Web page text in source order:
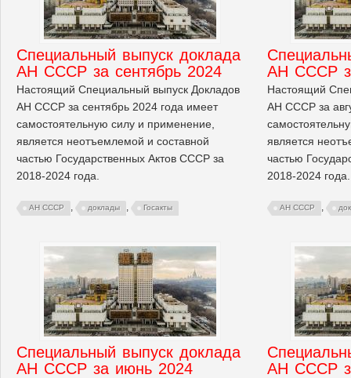
Cпециальный выпуск доклада
АН СССР за сентябрь 2024
Настоящий Специальный выпуск Докладов
АН СССР за сентябрь 2024 года имеет
самостоятельную силу и применение,
является неотъемлемой и составной
частью Государственных Актов СССР за
2018-2024 года.
АН СССР , доклады , Госакты
АН СССР
Настоящий
АН СССР за
является
частью
2018-2024 года.
АН СССР ,
Cпециальный выпуск доклада
АН СССР за июнь 2024
АН СССР